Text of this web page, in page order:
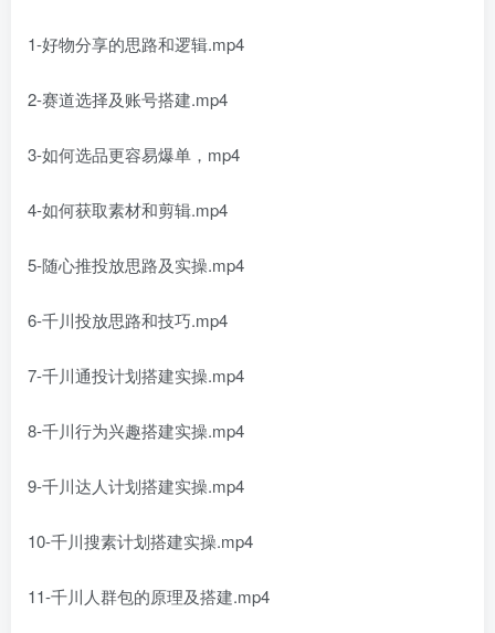
1-好物分享的思路和逻辑.mp4
2-赛道选择及账号搭建.mp4
3-如何选品更容易爆单，mp4
4-如何获取素材和剪辑.mp4
5-随心推投放思路及实操.mp4
6-千川投放思路和技巧.mp4
7-千川通投计划搭建实操.mp4
8-千川行为兴趣搭建实操.mp4
9-千川达人计划搭建实操.mp4
10-千川搜素计划搭建实操.mp4
11-千川人群包的原理及搭建.mp4